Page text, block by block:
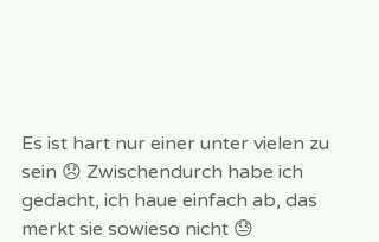
Es ist hart nur einer unter vielen zu
sein 😞 Zwischendurch habe ich
gedacht, ich haue einfach ab, das
merkt sie sowieso nicht 😓